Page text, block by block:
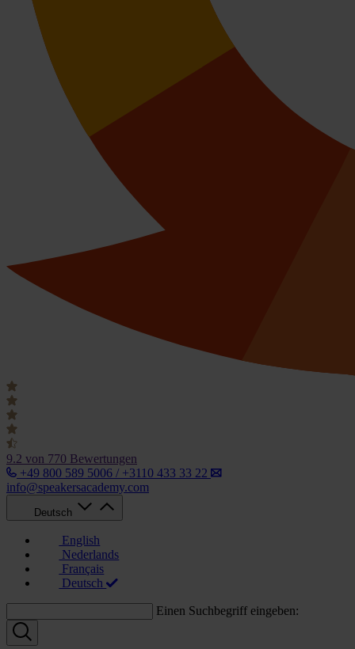
9.2 von 770 Bewertungen
+49 800 589 5006 / +3110 433 33 22
info@speakersacademy.com
Deutsch
English
Nederlands
Français
Deutsch
Einen Suchbegriff eingeben: